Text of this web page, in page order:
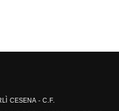
CESENA - C.F.